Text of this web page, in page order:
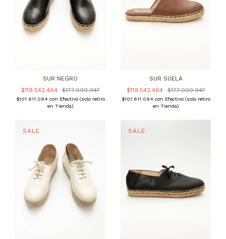
SUR NEGRO
$119.542.464
$177.099.947
$101.611.094 con Efectivo (solo retiro
en Tienda)
SUR SUELA
$119.542.464
$177.099.947
$101.611.094 con Efectivo (solo retiro
en Tienda)